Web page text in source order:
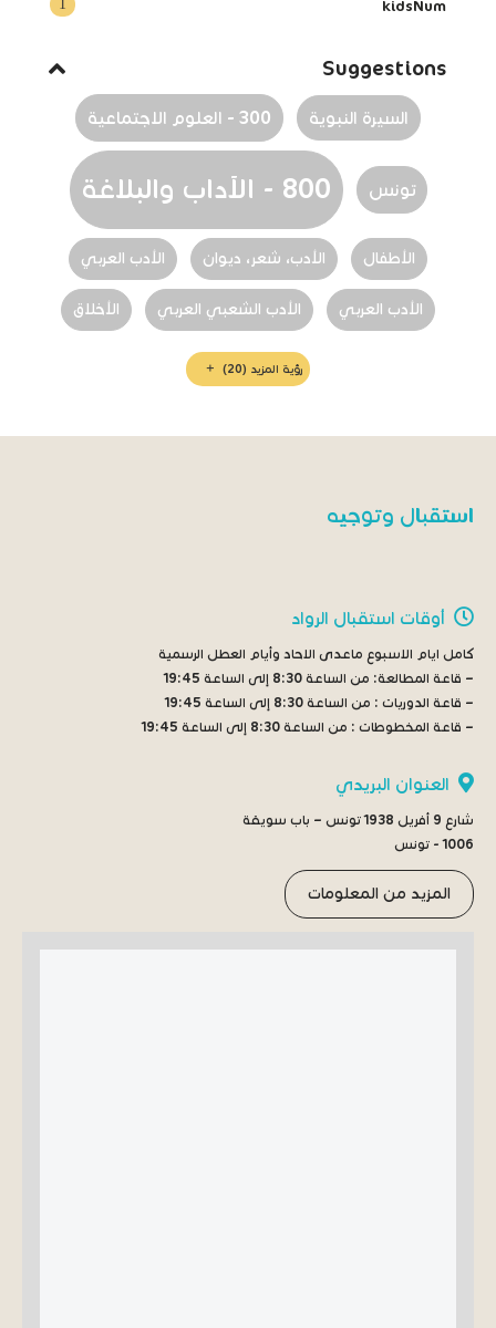
1 kidsNum
Suggestions
السيرة النبوية 300 - العلوم الاجتماعية
تونس 800 - الآداب والبلاغة
الأطفال الأدب، شعر، ديوان الأدب العربي‏
الأدب العربي الأدب الشعبي العربي الأخلاق
رؤية المزيد
استقبال وتوجيه
أوقات استقبال الرواد
كامل ايام الاسبوع ماعدى الاحاد وأيام العطل الرسمية
– قاعة المطالعة: من الساعة 8:30 إلى الساعة 19:45
– قاعة الدوريات : من الساعة 8:30 إلى الساعة 19:45
– قاعة المخطوطات : من الساعة 8:30 إلى الساعة 19:45
العنوان البريدي
شارع 9 أفريل 1938 تونس – باب سويقة
1006 - تونس
المزيد من المعلومات